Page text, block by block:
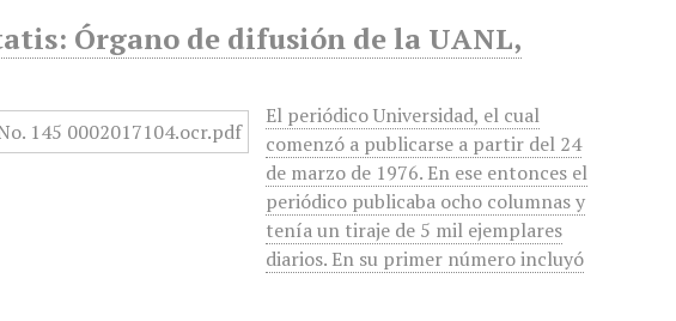
Órgano de difusión de la UANL,
El periódico Universidad, el cual
comenzó a publicarse a partir del 24
de marzo de 1976. En ese entonces el
periódico publicaba ocho columnas y
tenía un tiraje de 5 mil ejemplares
diarios. En su primer número incluyó